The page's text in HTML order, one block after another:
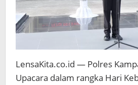
LensaKita.co.id — Polres
Upacara dalam rangka Hari